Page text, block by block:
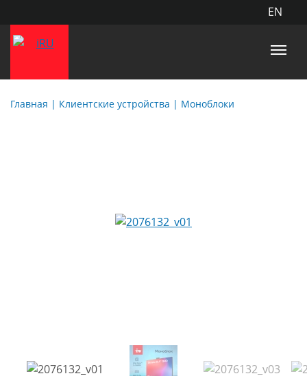
EN
Главная | Клиентские устройства | Моноблоки